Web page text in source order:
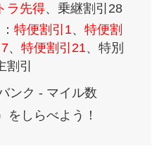
ラ先得、乗継割引28
特便割引1、 特便割
、 特便割引21、特別
引
ンク - マイル数
をしらべよう！